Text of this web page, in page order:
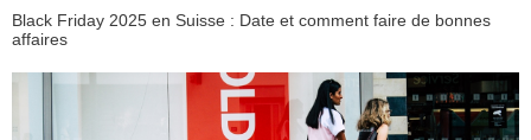
Black Friday 2025 en Suisse : Date et comment faire de bonnes
affaires